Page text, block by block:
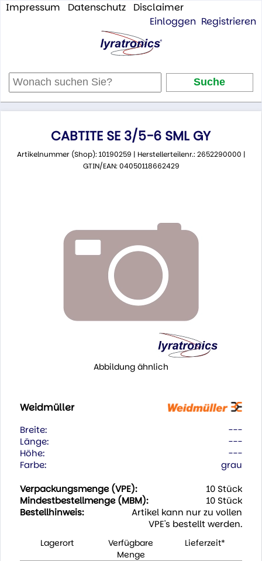
Impressum Datenschutz
Disclaimer
Einloggen Registrieren
CABTITE SE 3/5-6 SML GY
Artikelnummer (Shop): 10190259 | Herstellerteilenr.: 2652290000 |
GTIN/EAN: 04050118662429
Abbildung ähnlich
Weidmüller
Breite:
---
Länge:
---
Höhe:
---
Farbe:
grau
Verpackungsmenge (VPE):
10 Stück
Mindestbestellmenge (MBM):
10 Stück
Bestellhinweis:
Artikel kann nur zu vollen
VPE's bestellt werden.
Lagerort
Verfügbare
Menge
Lieferzeit*